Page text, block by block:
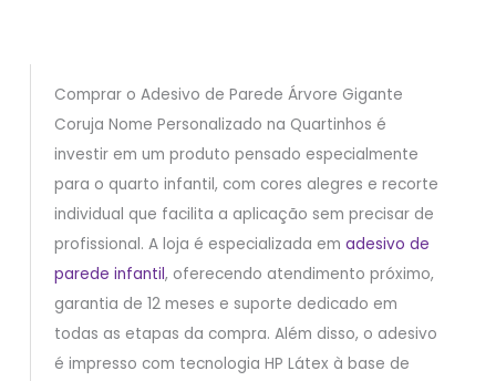
Comprar o Adesivo de Parede Árvore Gigante
Coruja Nome Personalizado na Quartinhos é
investir em um produto pensado especialmente
para o quarto infantil, com cores alegres e recorte
individual que facilita a aplicação sem precisar de
profissional. A loja é especializada em adesivo de
parede infantil, oferecendo atendimento próximo,
garantia de 12 meses e suporte dedicado em
todas as etapas da compra. Além disso, o adesivo
é impresso com tecnologia HP Látex à base de